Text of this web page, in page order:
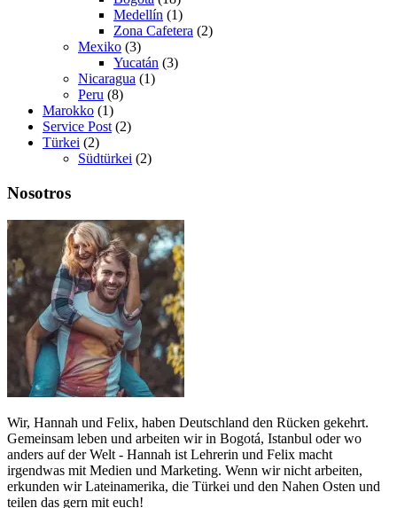
Medellín (1)
Zona Cafetera (2)
Mexiko (3)
Yucatán (3)
Nicaragua (1)
Peru (8)
Marokko (1)
Service Post (2)
Türkei (2)
Südtürkei (2)
Nosotros
Wir, Hannah und Felix, haben Deutschland den Rücken gekehrt.
Gemeinsam leben und arbeiten wir in Bogotá, Istanbul oder wo
anders auf der Welt - Hannah ist Lehrerin und Felix macht
irgendwas mit Medien und Marketing. Wenn wir nicht arbeiten,
erkunden wir Lateinamerika, die Türkei und den Nahen Osten und
teilen das gern mit euch!